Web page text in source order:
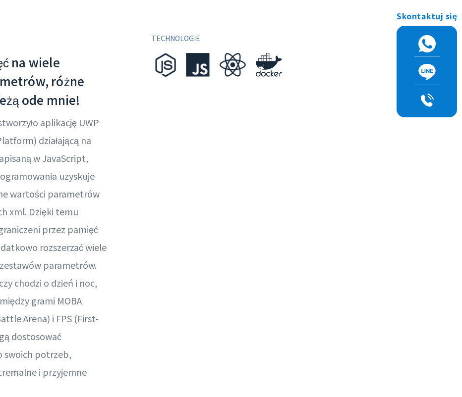
na wiele
różne
ode mnie!
aplikację UWP
działającą na
w JavaScript,
uzyskuje
wartości parametrów
xml. Dzięki temu
przez pamięć
rozszerzać wiele
parametrów.
chodzi o dzień i noc,
grami MOBA
Arena) i FPS (First-
dostosować
swoich potrzeb,
i przyjemne
TECHNOLOGIE
Skontaktuj się